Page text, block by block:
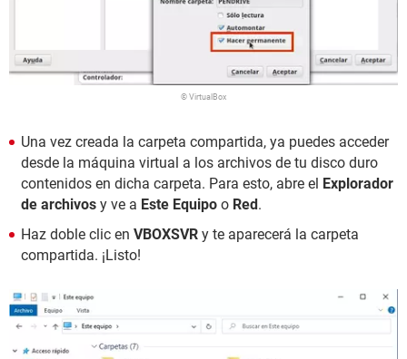
© VirtualBox
Una vez creada la carpeta compartida, ya puedes acceder
desde la máquina virtual a los archivos de tu disco duro
contenidos en dicha carpeta. Para esto, abre el Explorador
de archivos y ve a Este Equipo o Red .
Haz doble clic en VBOXSVR y te aparecerá la carpeta
compartida. ¡Listo!